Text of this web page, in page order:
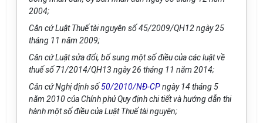
2004;
Căn cứ Luật Thuế tài nguyên số 45/2009/QH12 ngày 25
tháng 11 năm 2009;
Căn cứ Luật sửa đổi, bổ sung một số điều của các luật về
thuế số 71/2014/QH13 ngày 26 tháng 11 năm 2014;
Căn cứ Nghị định số50/2010/NĐ-CPngày 14 tháng 5
năm 2010 của Chính phủ Quy định chi tiết và hướng dẫn thi
hành một số điều của Luật Thuế tài nguyên;